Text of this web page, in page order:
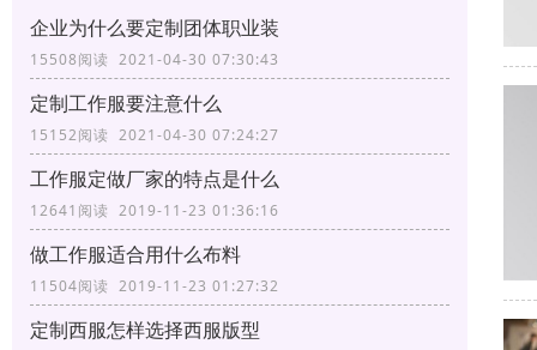
企业为什么要定制团体职业装
15508阅读 2021-04-30 07:30:43
定制工作服要注意什么
15152阅读 2021-04-30 07:24:27
工作服定做厂家的特点是什么
12641阅读 2019-11-23 01:36:16
做工作服适合用什么布料
11504阅读 2019-11-23 01:27:32
定制西服怎样选择西服版型